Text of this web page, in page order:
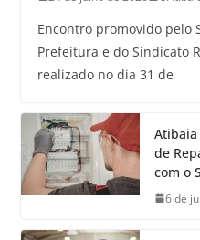
Encontro promovido pelo
Prefeitura e do Sindicato
realizado no dia 31 de
de
com o
6 de